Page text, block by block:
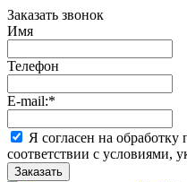
Заказать звонок
Имя
Телефон
E-mail:*
Я согласен на
соответствии с условиями,
Заказать